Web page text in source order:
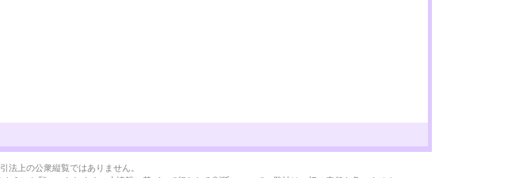
法上の公衆縦覧ではありません。